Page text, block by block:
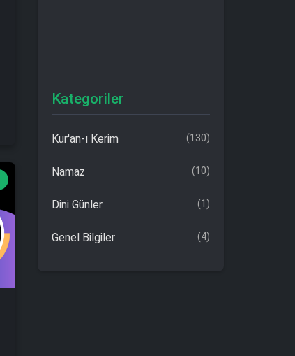
Kategoriler
Kur'an-ı Kerim (130)
Namaz (10)
Dini Günler (1)
Genel Bilgiler (4)